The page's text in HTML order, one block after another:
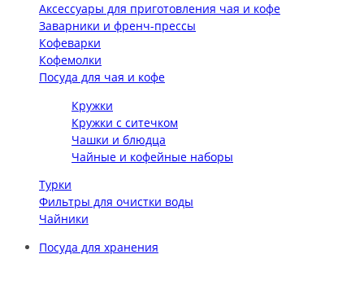
Аксессуары для приготовления чая и кофе
Заварники и френч-прессы
Кофеварки
Кофемолки
Посуда для чая и кофе
Кружки
Кружки с ситечком
Чашки и блюдца
Чайные и кофейные наборы
Турки
Фильтры для очистки воды
Чайники
Посуда для хранения